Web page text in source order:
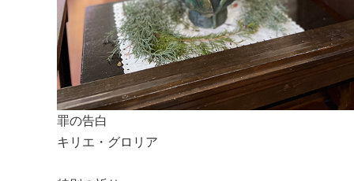
罪の告白
キリエ・グロリア